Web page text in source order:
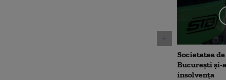
90%
Societatea
București și-
insolvența